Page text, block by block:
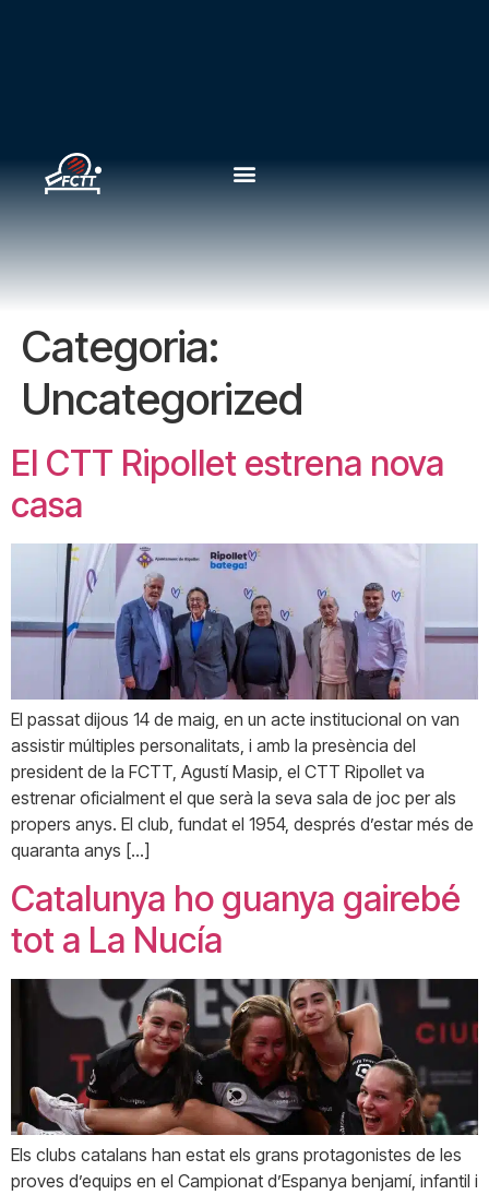
Categoria:
Uncategorized
El CTT Ripollet estrena nova
casa
El passat dijous 14 de maig, en un acte institucional on van
assistir múltiples personalitats, i amb la presència del
president de la FCTT, Agustí Masip, el CTT Ripollet va
estrenar oficialment el que serà la seva sala de joc per als
propers anys. El club, fundat el 1954, després d’estar més de
quaranta anys […]
Catalunya ho guanya gairebé
tot a La Nucía
Els clubs catalans han estat els grans protagonistes de les
proves d’equips en el Campionat d’Espanya benjamí, infantil i